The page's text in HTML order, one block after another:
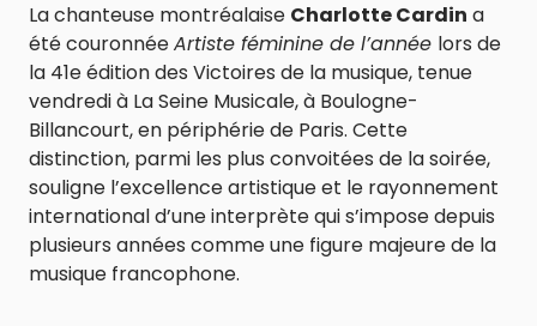
La chanteuse montréalaise Charlotte Cardin a
été couronnéeArtiste féminine de l’année lors de
la 41e édition des Victoires de la musique, tenue
vendredi à La Seine Musicale, à Boulogne-
Billancourt, en périphérie de Paris. Cette
distinction, parmi les plus convoitées de la soirée,
souligne l’excellence artistique et le rayonnement
international d’une interprète qui s’impose depuis
plusieurs années comme une figure majeure de la
musique francophone.